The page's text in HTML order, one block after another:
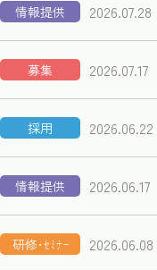
情報提供 2026.07.28
募集 2026.07.17
採用 2026.06.22
情報提供 2026.06.17
研修･ｾﾐﾅｰ 2026.06.08